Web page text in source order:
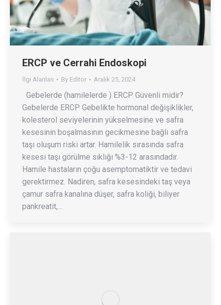
ERCP ve Cerrahi Endoskopi
İlgi Alanları By Editor Aralık 25, 2024
Gebelerde (hamilelerde ) ERCP Güvenli midir?
Gebelerde ERCP Gebelikte hormonal değişiklikler,
kolesterol seviyelerinin yükselmesine ve safra
kesesinin boşalmasının gecikmesine bağlı safra
taşı oluşum riski artar. Hamilelik sırasında safra
kesesi taşı görülme sıklığı %3-12 arasındadır.
Hamile hastaların çoğu asemptomatiktir ve tedavi
gerektirmez. Nadiren, safra kesesindeki taş veya
çamur safra kanalına düşer, safra koliği, biliyer
pankreatit,…